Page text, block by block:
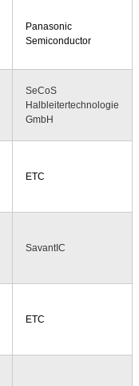
Panasonic
Semiconductor
SeCoS
Halbleitertechnologie
GmbH
ETC
SavantIC
ETC